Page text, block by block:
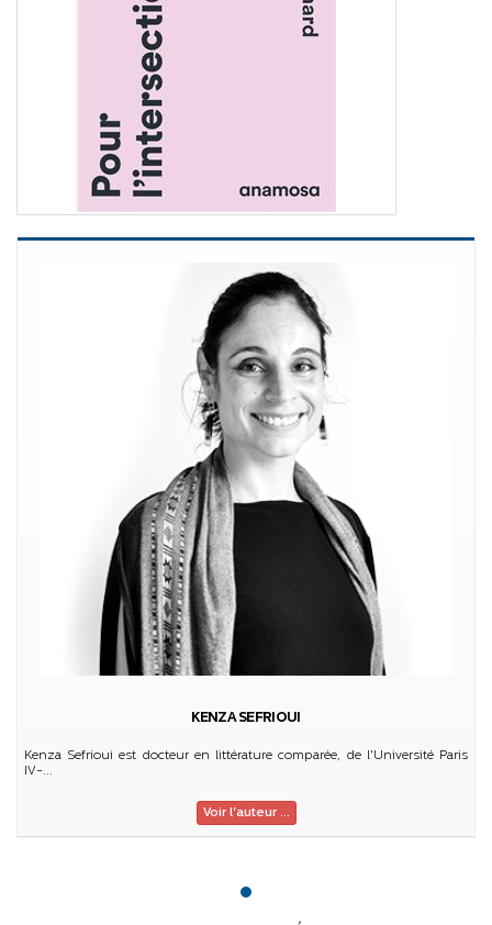
KENZA SEFRIOUI
Kenza Sefrioui est docteur en littérature comparée, de l'Université Paris
IV-...
Voir l'auteur ...